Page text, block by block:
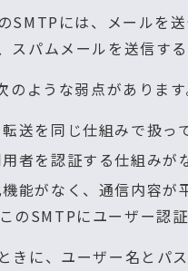
SMTPには、メールを
スパムメールを送信す
ような弱点があります
送を同じ仕組みで扱っ
者を認証する仕組みが
能がなく、通信内容が
のSMTPにユーザー認
きに、ユーザー名とパ